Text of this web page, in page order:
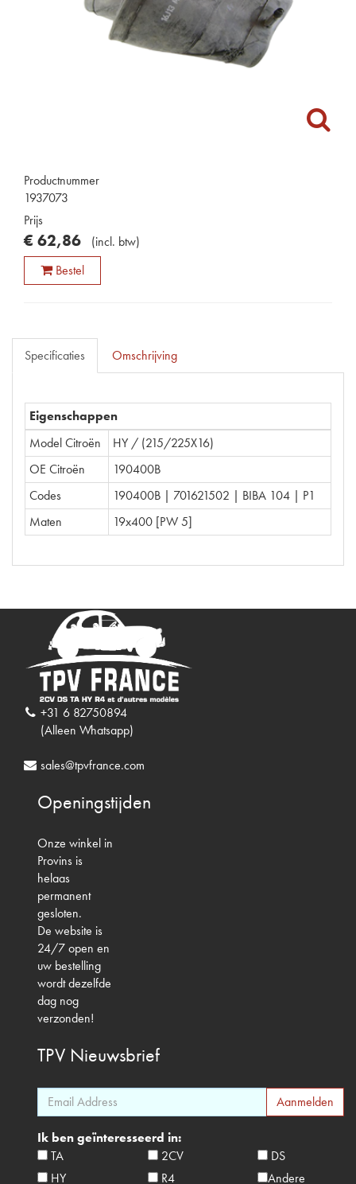
Productnummer
1937073
Prijs
€ 62,86 (incl. btw)
Bestel
Specificaties Omschrijving
Eigenschappen
Model Citroën
HY / (215/225X16)
OE Citroën
190400B
Codes
190400B | 701621502 | BIBA 104 | P1
Maten
19x400 [PW 5]
+31 6 82750894
(Alleen Whatsapp)
sales@tpvfrance.com
Openingstijden
Onze winkel in
Provins is
helaas
permanent
gesloten.
De website is
24/7 open en
uw bestelling
wordt dezelfde
dag nog
verzonden!
TPV Nieuwsbrief
Ik ben geïnteresseerd in:
TA
2CV
DS
HY
R4 Andere